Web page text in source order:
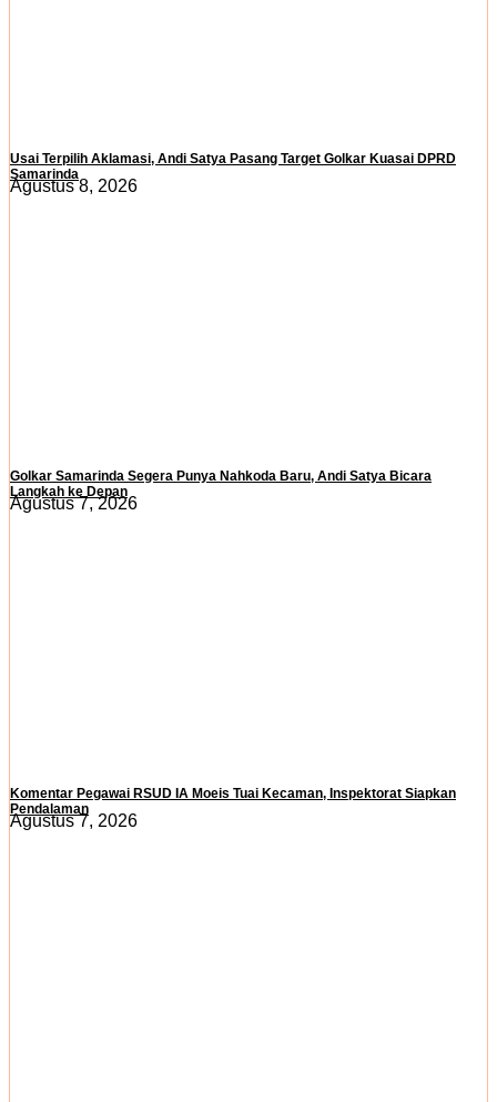
Usai Terpilih Aklamasi, Andi Satya Pasang Target Golkar Kuasai DPRD
Samarinda
Agustus 8, 2026
Golkar Samarinda Segera Punya Nahkoda Baru, Andi Satya Bicara
Langkah ke Depan
Agustus 7, 2026
Komentar Pegawai RSUD IA Moeis Tuai Kecaman, Inspektorat Siapkan
Pendalaman
Agustus 7, 2026